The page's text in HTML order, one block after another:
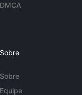
DMCA
Sobre
Sobre
Equipe